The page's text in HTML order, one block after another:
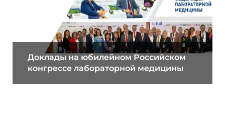
Доклады на юбилейном Российском
конгрессе лабораторной медицины